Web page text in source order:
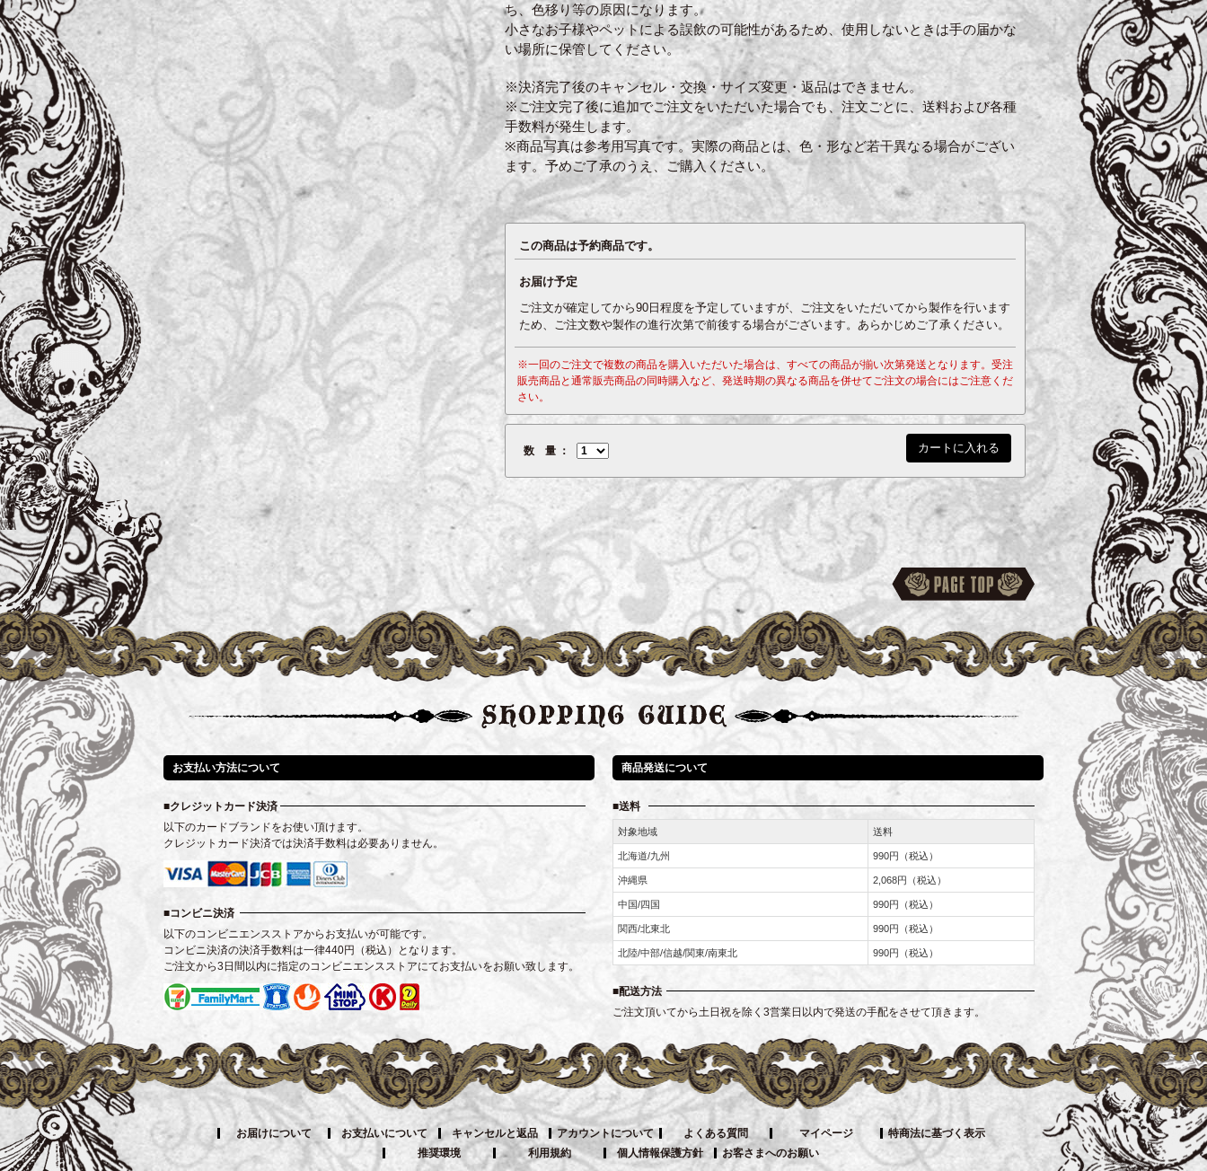
ち、色移り等の原因になります。
小さなお子様やペットによる誤飲の可能性があるため、使用しないときは手の届かな
い場所に保管してください。
※決済完了後のキャンセル・交換・サイズ変更・返品はできません。
※ご注文完了後に追加でご注文をいただいた場合でも、注文ごとに、送料および各種
手数料が発生します。
※商品写真は参考用写真です。実際の商品とは、色・形など若干異なる場合がござい
ます。予めご了承のうえ、ご購入ください。
この商品は予約商品です。
お届け予定
ご注文が確定してから90日程度を予定していますが、ご注文をいただいてから製作を行います
ため、ご注文数や製作の進行次第で前後する場合がございます。あらかじめご了承ください。
※一回のご注文で複数の商品を購入いただいた場合は、すべての商品が揃い次第発送となります。受注
販売商品と通常販売商品の同時購入など、発送時期の異なる商品を併せてご注文の場合にはご注意くだ
さい。
数 量
お支払い方法について
クレジットカード決済
以下のカードブランドをお使い頂けます。
クレジットカード決済では決済手数料は必要ありません。
コンビニ決済
以下のコンビニエンスストアからお支払いが可能です。
コンビニ決済の決済手数料は一律440円（税込）となります。
ご注文から3日間以内に指定のコンビニエンスストアにてお支払いをお願い致します。
商品発送について
送料
対象地域 送料
北海道/九州 990円（税込）
沖縄県 2,068円（税込）
中国/四国 990円（税込）
関西/北東北 990円（税込）
北陸/中部/信越/関東/南東北 990円（税込）
配送方法
ご注文頂いてから土日祝を除く3営業日以内で発送の手配をさせて頂きます。
お届けについて お支払いについて キャンセルと返品 アカウントについて よくある質問 マイページ
特商法に基づく表示
推奨環境
利用規約 個人情報保護方針 お客さまへのお願い